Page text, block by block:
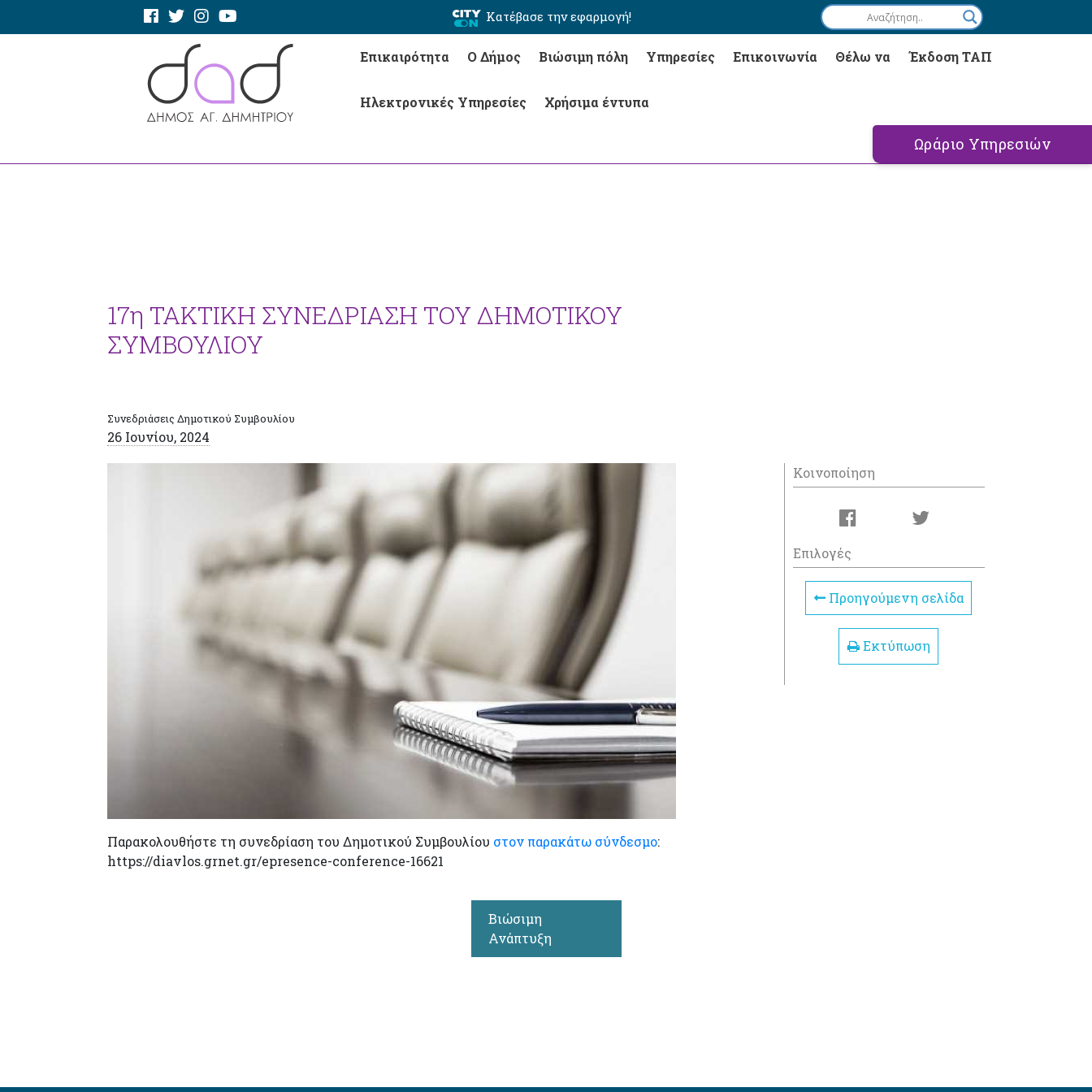
Κατέβασε την εφαρμογή!
Επικαιρότητα Ο Δήμος Βιώσιμη πόλη Υπηρεσίες Επικοινωνία Θέλω να Έκδοση ΤΑΠ
Ηλεκτρονικές Υπηρεσίες Χρήσιμα έντυπα
Ωράριο Υπηρεσιών
17η ΤΑΚΤΙΚΗ ΣΥΝΕΔΡΙΑΣΗ ΤΟΥ ΔΗΜΟΤΙΚΟΥ
ΣΥΜΒΟΥΛΙΟΥ
Συνεδριάσεις Δημοτικού Συμβουλίου
26 Ιουνίου, 2024
Παρακολουθήστε τη συνεδρίαση του Δημοτικού Συμβουλίου στον παρακάτω σύνδεσμο:
https://diavlos.grnet.gr/epresence-conference-16621
Κοινοποίηση
Επιλογές
Προηγούμενη σελίδα
Εκτύπωση
Βιώσιμη
Ανάπτυξη